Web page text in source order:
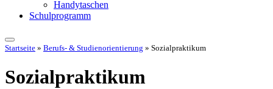
Handytaschen
Schulprogramm
Startseite » Berufs- & Studienorientierung » Sozialpraktikum
Sozialpraktikum